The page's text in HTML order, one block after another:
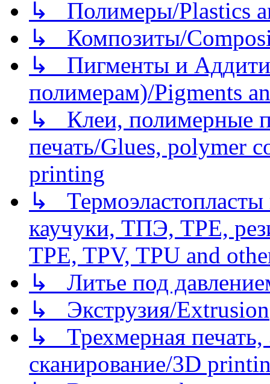
↳ Полимеры/Plastics
↳ Композиты/
↳ Пигменты и
полимерам)/Pigments
↳ Клеи, полимерные
печать/Glues, polymer
printing
↳
каучуки, ТПЭ, TPE,
TPE, TPV, TPU and
↳ Литье под
↳ Экструзия/Extrusion
↳ Трехмерная
сканирование/3D